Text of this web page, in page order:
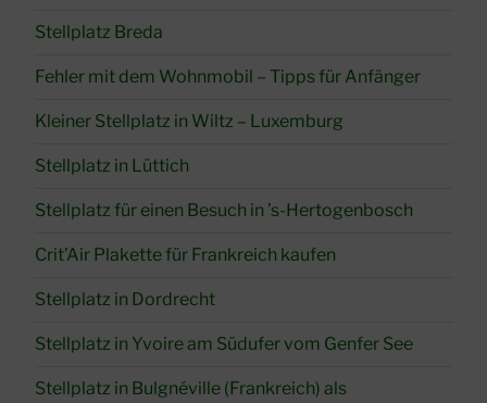
Stellplatz Breda
Fehler mit dem Wohnmobil – Tipps für Anfänger
Kleiner Stellplatz in Wiltz – Luxemburg
Stellplatz in Lüttich
Stellplatz für einen Besuch in ’s-Hertogenbosch
Crit’Air Plakette für Frankreich kaufen
Stellplatz in Dordrecht
Stellplatz in Yvoire am Südufer vom Genfer See
Stellplatz in Bulgnéville (Frankreich) als